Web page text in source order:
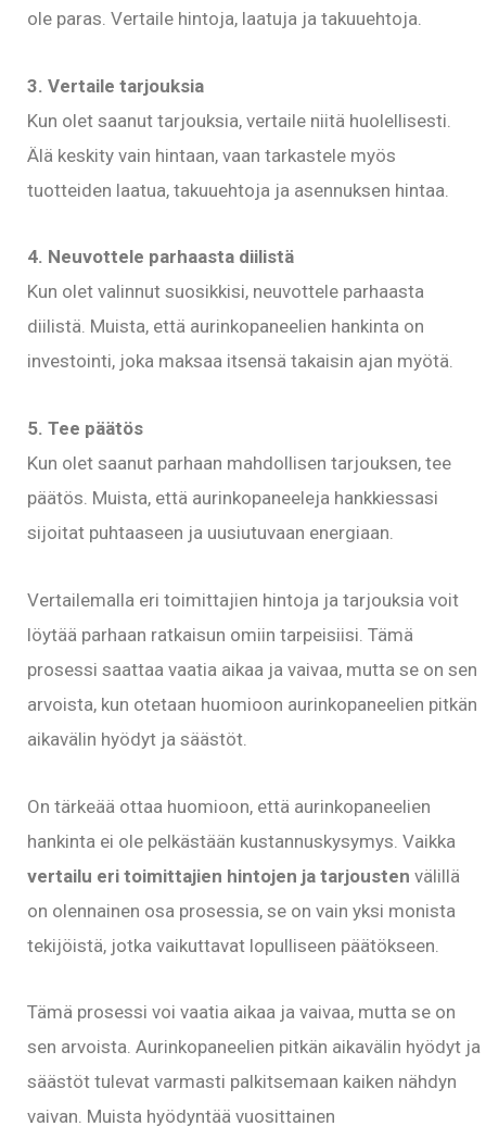
ole paras. Vertaile hintoja, laatuja ja takuuehtoja.
3. Vertaile tarjouksia
Kun olet saanut tarjouksia, vertaile niitä huolellisesti.
Älä keskity vain hintaan, vaan tarkastele myös
tuotteiden laatua, takuuehtoja ja asennuksen hintaa.
4. Neuvottele parhaasta diilistä
Kun olet valinnut suosikkisi, neuvottele parhaasta
diilistä. Muista, että aurinkopaneelien hankinta on
investointi, joka maksaa itsensä takaisin ajan myötä.
5. Tee päätös
Kun olet saanut parhaan mahdollisen tarjouksen, tee
päätös. Muista, että aurinkopaneeleja hankkiessasi
sijoitat puhtaaseen ja uusiutuvaan energiaan.
Vertailemalla eri toimittajien hintoja ja tarjouksia voit
löytää parhaan ratkaisun omiin tarpeisiisi. Tämä
prosessi saattaa vaatia aikaa ja vaivaa, mutta se on sen
arvoista, kun otetaan huomioon aurinkopaneelien pitkän
aikavälin hyödyt ja säästöt.
On tärkeää ottaa huomioon, että aurinkopaneelien
hankinta ei ole pelkästään kustannuskysymys. Vaikka
vertailu eri toimittajien hintojen ja tarjousten välillä
on olennainen osa prosessia, se on vain yksi monista
tekijöistä, jotka vaikuttavat lopulliseen päätökseen.
Tämä prosessi voi vaatia aikaa ja vaivaa, mutta se on
sen arvoista. Aurinkopaneelien pitkän aikavälin hyödyt ja
säästöt tulevat varmasti palkitsemaan kaiken nähdyn
vaivan. Muista hyödyntää vuosittainen